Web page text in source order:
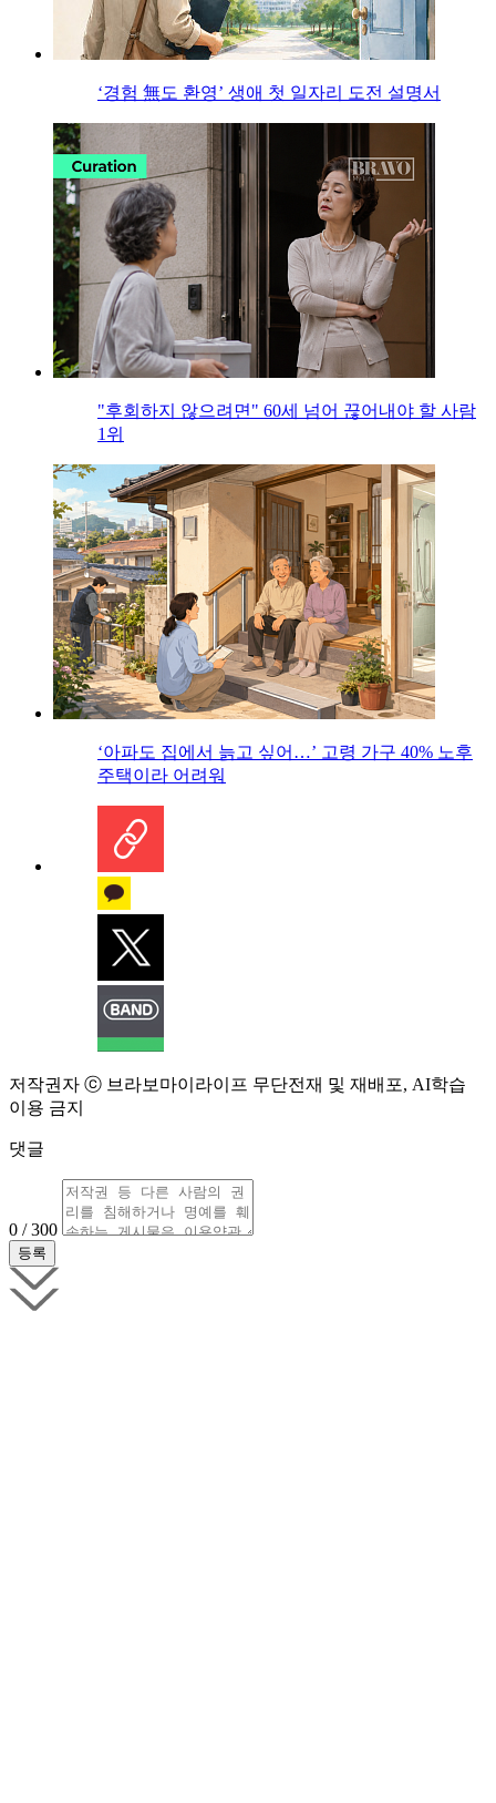
‘경험 無도 환영’ 생애 첫 일자리 도전 설명서
"후회하지 않으려면" 60세 넘어 끊어내야 할 사람
1위
‘아파도 집에서 늙고 싶어…’ 고령 가구 40% 노후
주택이라 어려워
저작권자 ⓒ 브라보마이라이프 무단전재 및 재배포, AI학습
이용 금지
댓글
0 / 300